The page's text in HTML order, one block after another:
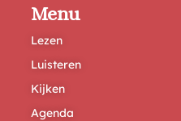
Menu
Lezen
Luisteren
Kijken
Agenda